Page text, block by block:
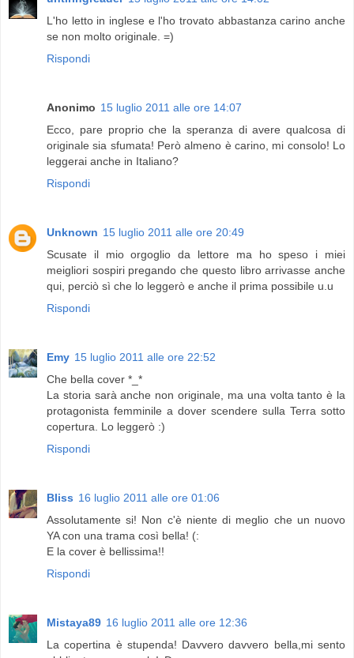
L'ho letto in inglese e l'ho trovato abbastanza carino anche
se non molto originale. =)
Rispondi
Anonimo 15 luglio 2011 alle ore 14:07
Ecco, pare proprio che la speranza di avere qualcosa di
originale sia sfumata! Però almeno è carino, mi consolo! Lo
leggerai anche in Italiano?
Rispondi
Unknown 15 luglio 2011 alle ore 20:49
Scusate il mio orgoglio da lettore ma ho speso i miei
meigliori sospiri pregando che questo libro arrivasse anche
qui, perciò sì che lo leggerò e anche il prima possibile u.u
Rispondi
Emy 15 luglio 2011 alle ore 22:52
Che bella cover *_*
La storia sarà anche non originale, ma una volta tanto è la
protagonista femminile a dover scendere sulla Terra sotto
copertura. Lo leggerò :)
Rispondi
Bliss 16 luglio 2011 alle ore 01:06
Assolutamente si! Non c'è niente di meglio che un nuovo
YA con una trama così bella! (:
E la cover è bellissima!!
Rispondi
Mistaya89 16 luglio 2011 alle ore 12:36
La copertina è stupenda! Davvero davvero bella,mi sento